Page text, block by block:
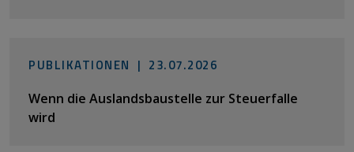
PUBLIKATIONEN | 23.07.2026
Wenn die Auslandsbaustelle zur Steuerfalle
wird